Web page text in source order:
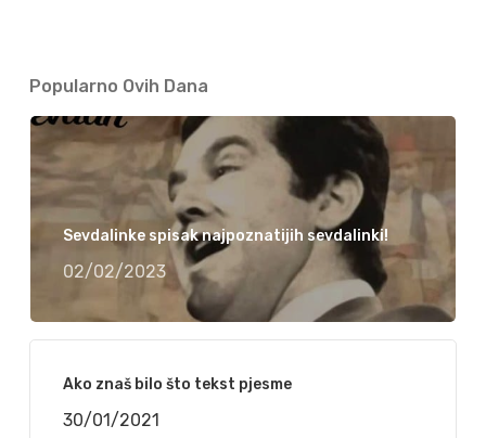
Popularno Ovih Dana
Sevdalinke spisak najpoznatijih sevdalinki!
02/02/2023
Ako znaš bilo što tekst pjesme
30/01/2021